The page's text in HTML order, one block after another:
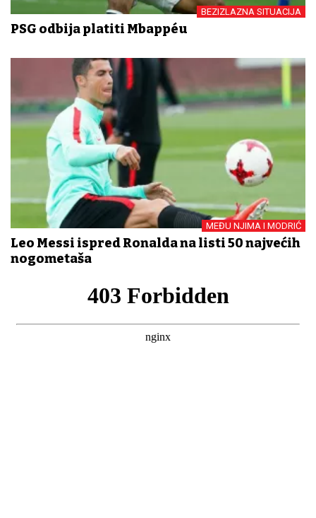
BEZIZLAZNA SITUACIJA
PSG odbija platiti Mbappéu
MEĐU NJIMA I MODRIĆ
Leo Messi ispred Ronalda na listi 50 najvećih
nogometaša